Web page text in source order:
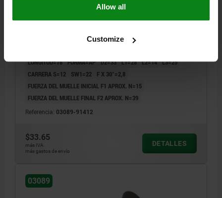
Allow all
Customize
M20X1,5, D=12, FORMA:AP SIN RANURA DE BLOQUEO
SIN, ACERO ENDURECIDO, COMP:TERMOPLÁSTICO
DIÁMETRO DEL PERNO=12
LONGITUD=78 FORMA=AP D2=33 L1=28 L2=14 L3=25
CARRERA S=12
SW1=22
F X 30°=2,8
FUERZA DEL MUELLE INICIAL F1 APROX. N=15
FUERZA DEL MUELLE FINAL F2 APROX. N=39
Referencia: 03089-91412
$33.65
más IVA.
más gastos de envío
DETALLES
03089